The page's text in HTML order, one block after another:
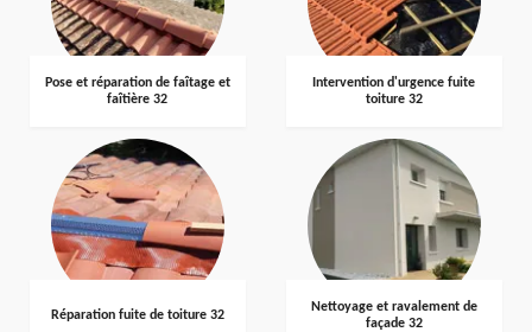
Pose et réparation de faîtage et
faîtière 32
Intervention d'urgence fuite
toiture 32
Réparation fuite de toiture 32
Nettoyage et ravalement de
façade 32